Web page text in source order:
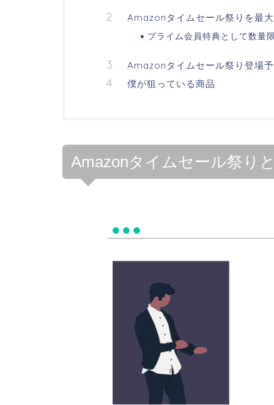
Amazonタイムセール祭りを最
プライム会員特典として数量
Amazonタイムセール祭り登場
僕が狙っている商品
Amazonタイムセール祭り